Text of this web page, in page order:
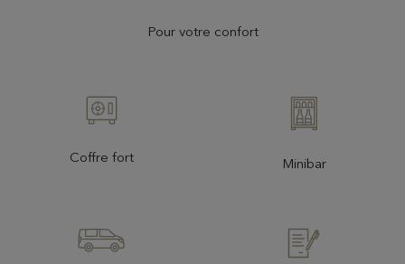
Pour votre confort
Coffre fort Minibar